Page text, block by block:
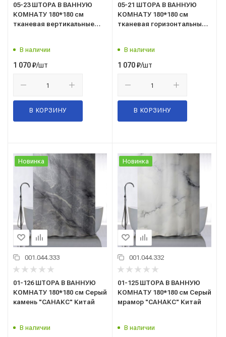
05-23 ШТОРА В ВАННУЮ
КОМНАТУ 180*180 см
тканевая вертикальные
В наличии
1 070₽/шт
В КОРЗИНУ
05-21 ШТОРА В ВАННУЮ
КОМНАТУ 180*180 см
тканевая горизонтальные
В наличии
1 070₽/шт
В КОРЗИНУ
Новинка
001.044.333
01-126 ШТОРА В ВАННУЮ
КОМНАТУ 180*180 см Серый
камень "САНАКС" Китай
В наличии
Новинка
001.044.332
01-125 ШТОРА В ВАННУЮ
КОМНАТУ 180*180 см Серый
мрамор "САНАКС" Китай
В наличии